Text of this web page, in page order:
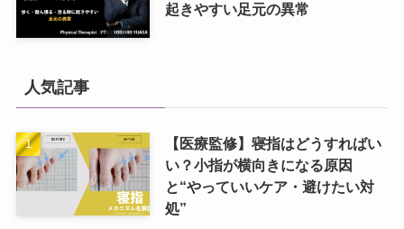
起きやすい足元の異常
人気記事
【医療監修】寝指はどうすればい
い？小指が横向きになる原因
と“やっていいケア・避けたい対
処”